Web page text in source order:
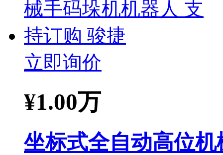
立即询价
¥1.00万
坐标式全自动高位